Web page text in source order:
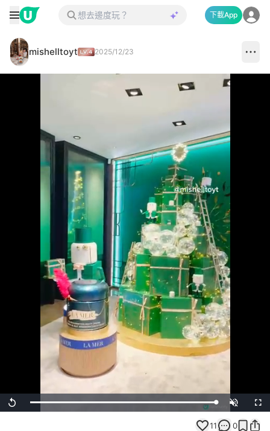
下載App
mishelltoyt 2025/12/23
Replay Loaded:
100.00%
Unmute
11 0